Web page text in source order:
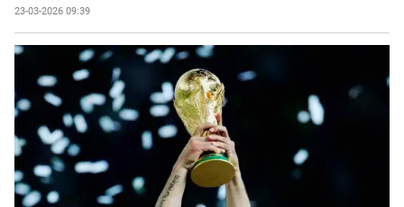
23-03-2026 09:39